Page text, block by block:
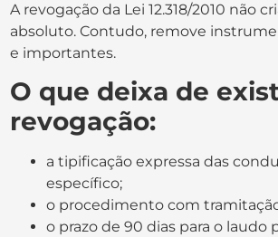
A revogação da Lei 12.318/2010 não
absoluto. Contudo, remove
e importantes.
O que deixa de
revogação:
a tipificação expressa das
específico;
o procedimento com
o prazo de 90 dias para o laudo